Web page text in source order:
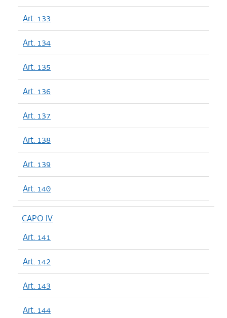
Art. 133
Art. 134
Art. 135
Art. 136
Art. 137
Art. 138
Art. 139
Art. 140
CAPO IV
Art. 141
Art. 142
Art. 143
Art. 144